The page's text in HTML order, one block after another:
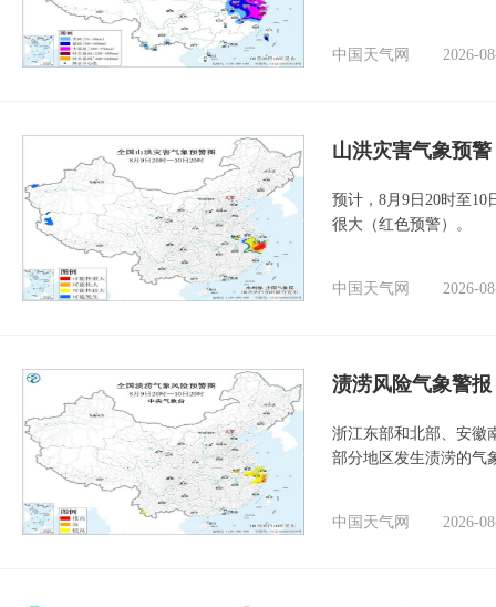
中国天气网 2026-
山洪灾害气象预
预计，8月9日20时至
很大（红色预警）。
中国天气网 2026-
渍涝风险气象警
浙江东部和北部、安徽
部分地区发生渍涝的气
中国天气网 2026-